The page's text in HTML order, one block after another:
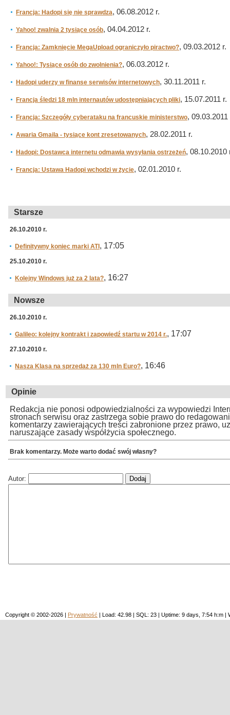
Francja: Hadopi się nie sprawdza, 06.08.2012 r.
Yahoo! zwalnia 2 tysiące osób, 04.04.2012 r.
Francja: Zamknięcie MegaUpload ograniczyło piractwo?, 09.03.2012 r.
Yahoo!: Tysiące osób do zwolnienia?, 06.03.2012 r.
Hadopi uderzy w finanse serwisów internetowych, 30.11.2011 r.
Francja śledzi 18 mln internautów udostępniających pliki, 15.07.2011 r.
Francja: Szczegóły cyberataku na francuskie ministerstwo, 09.03.2011
Awaria Gmaila - tysiące kont zresetowanych, 28.02.2011 r.
Hadopi: Dostawca internetu odmawia wysyłania ostrzeżeń, 08.10.2010
Francja: Ustawa Hadopi wchodzi w życie, 02.01.2010 r.
Starsze
26.10.2010 r.
Definitywny koniec marki ATI , 17:05
25.10.2010 r.
Kolejny Windows już za 2 lata?, 16:27
Nowsze
26.10.2010 r.
Galileo: kolejny kontrakt i zapowiedź startu w 2014 r., 17:07
27.10.2010 r.
Nasza Klasa na sprzedaż za 130 mln Euro?, 16:46
Opinie
Redakcja nie ponosi odpowiedzialności za wypowiedzi
stronach serwisu oraz zastrzega sobie prawo do
komentarzy zawierających treści zabronione przez prawo,
naruszające zasady współżycia społecznego.
Brak komentarzy. Może warto dodać swój własny?
Autor:
Copyright © 2002-2026 | Prywatność | Load: 42.98 | SQL: 23 | Uptime: 9 days, 7:54 h:m